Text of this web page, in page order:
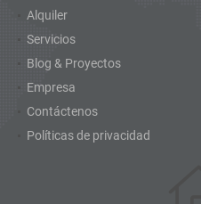
Alquiler
Servicios
Blog & Proyectos
Empresa
Contáctenos
Políticas de privacidad